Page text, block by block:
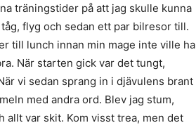
träningstider på att jag skulle kunna
flyg och sedan ett par bilresor till.
till lunch innan min mage inte ville ha
När starten gick var det tungt,
vi sedan sprang in i djävulens brant
med andra ord. Blev jag stum,
allt var skit. Kom visst trea, men det